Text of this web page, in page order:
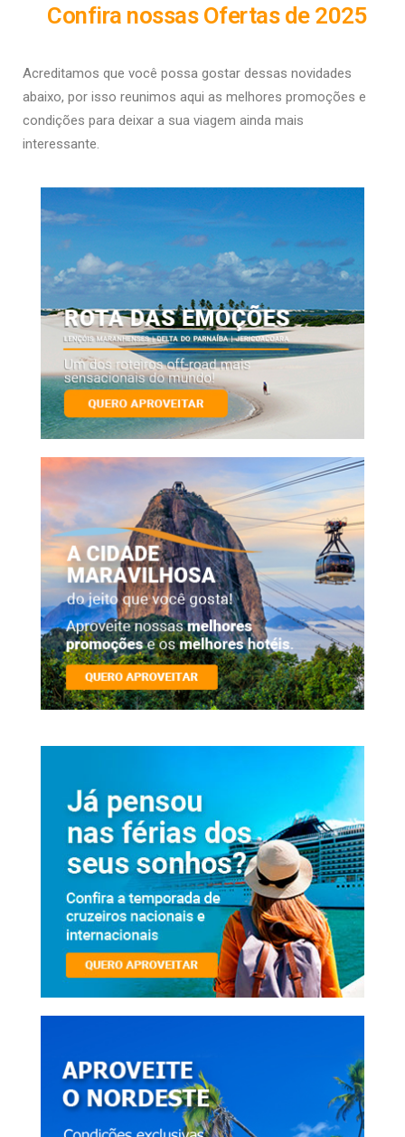
Confira nossas Ofertas de 2025
Acreditamos que você possa gostar dessas novidades
abaixo, por isso reunimos aqui as melhores promoções e
condições para deixar a sua viagem ainda mais
interessante.